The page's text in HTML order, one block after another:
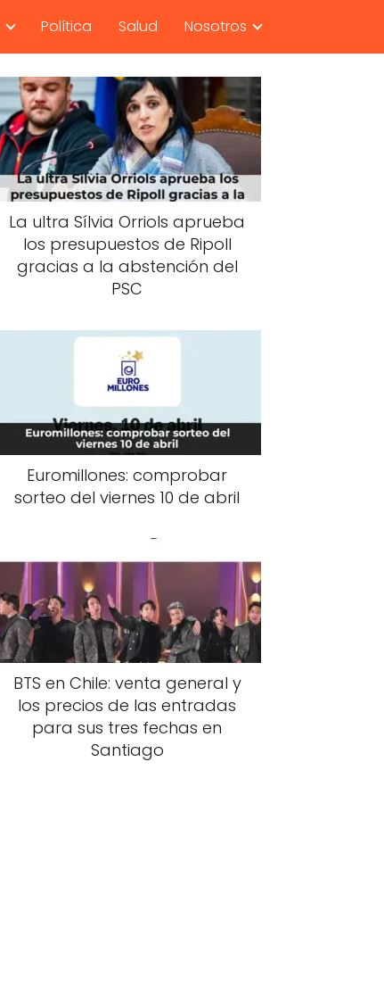
Política Salud Nosotros
La ultra Sílvia Orriols aprueba
los presupuestos de Ripoll
gracias a la abstención del
PSC
Euromillones: comprobar
sorteo del viernes 10 de abril
BTS en Chile: venta general y
los precios de las entradas
para sus tres fechas en
Santiago